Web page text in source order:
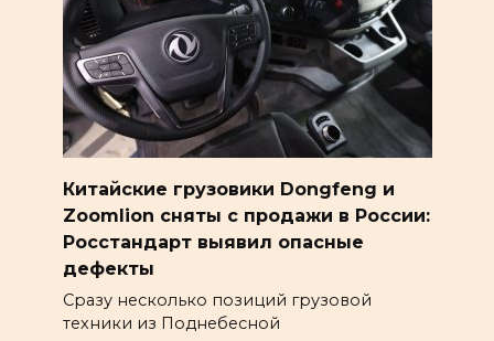
Китайские грузовики Dongfeng и
Zoomlion сняты с продажи в России:
Росстандарт выявил опасные
дефекты
Сразу несколько позиций грузовой
техники из Поднебесной